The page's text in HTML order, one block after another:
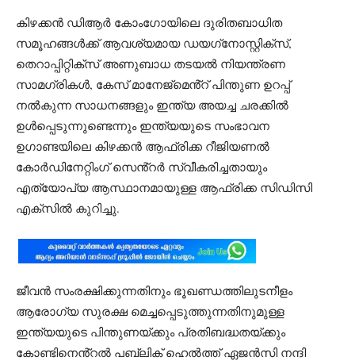
കിഴക്കൻ ഡിആർ കോംഗോയിലെ ദുരിതബാധിത
സമൂഹങ്ങൾക്ക് ആവശ്യമായ ഡയഗ്‌നോസ്റ്റിക്‌സ്,
തെറാപ്പിറ്റിക്‌സ് അണുബാധ തടയൽ നിയന്ത്രണ
സാമഗ്രികൾ, കേസ് മാനേജ്മെൻ്റ് പിന്തുണ ഉറപ്പ്
നൽകുന്ന സാധനങ്ങളും ഇന്ത്യ അയച്ച ചരക്കിൽ
ഉൾപ്പെടുന്നുണ്ടെന്നും ഇന്ത്യയുടെ സംഭാവന
ഉഗാണ്ടയിലെ കിഴക്കൻ ആഫ്രിക്ക റീജിയണൽ
കോർഡിനേറ്റിംഗ് സെൻ്റർ സ്വീകരിച്ചതായും
എത്യോപ്യ ആസ്ഥാനമായുള്ള ആഫ്രിക്ക സിഡിസി
എക്‌സിൽ കുറിച്ചു.
ജീവൻ സംരക്ഷിക്കുന്നതിനും ഭൂഖണ്ഡത്തിലുടനീളം
ആരോഗ്യ സുരക്ഷ മെച്ചപ്പെടുത്തുന്നതിനുമുള്ള
ഇന്ത്യയുടെ പിന്തുണയ്ക്കും പ്രതിബദ്ധതയ്ക്കും
കോണ്ടിനെൻ്റൽ പബ്ലിക് ഹെൽത്ത് ഏജൻസി നന്ദി